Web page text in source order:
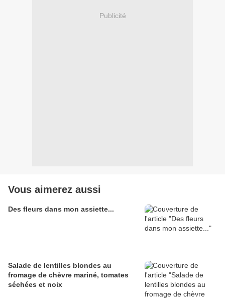
Publicité
Vous aimerez aussi
Des fleurs dans mon assiette...
Salade de lentilles blondes au
fromage de chèvre mariné, tomates
séchées et noix